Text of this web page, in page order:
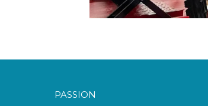
PASSION